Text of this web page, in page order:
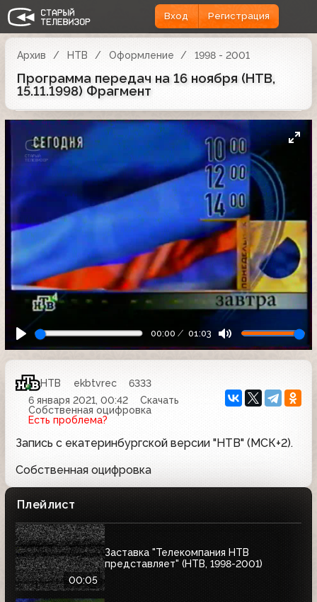
Вход Регистрация
Архив НТВ Оформление 1998 - 2001
Программа передач на 16 ноября (НТВ,
15.11.1998) Фрагмент
00:00 01:03
НТВ ekbtvrec
6333
6 января 2021, 00:42
Скачать
Собственная оцифровка
Есть проблема?
Запись с екатеринбургской версии "НТВ" (МСК+2).
Собственная оцифровка
Плейлист
00:05
Заставка "Телекомпания НТВ
представляет" (НТВ, 1998-2001)